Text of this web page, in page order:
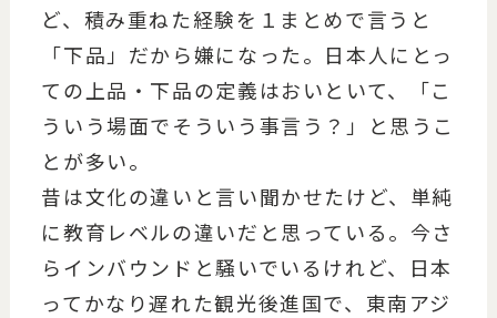
ど、積み重ねた経験を１まとめで言うと
「下品」だから嫌になった。日本人にとっ
ての上品・下品の定義はおいといて、「こ
ういう場面でそういう事言う？」と思うこ
とが多い。
昔は文化の違いと言い聞かせたけど、単純
に教育レベルの違いだと思っている。今さ
らインバウンドと騒いでいるけれど、日本
ってかなり遅れた観光後進国で、東南アジ